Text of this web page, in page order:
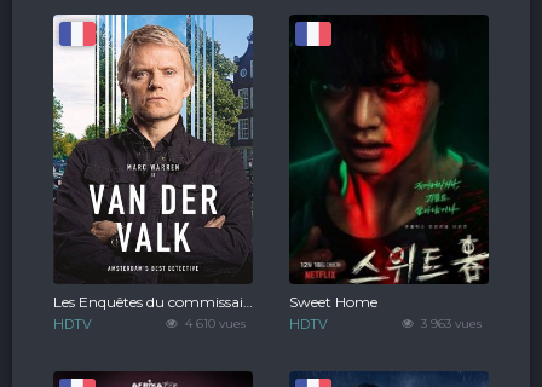
4 610 vues
Les Enquêtes du commissaire Van der Valk
HDTV 3 963 vues
Sweet Home
HDTV